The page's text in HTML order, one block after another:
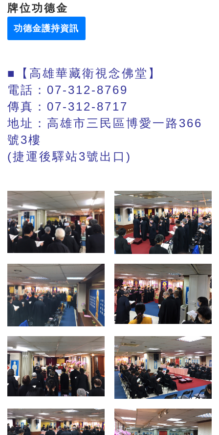
牌位功德金
功德金護持資訊
■【高雄華藏衛視念佛堂】
電話：07-312-8769
傳真：07-312-8717
地址：高雄市三民區博愛一路366
號3樓
(捷運後驛站3號出口)